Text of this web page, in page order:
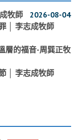
牧師
2026-08-04
│ 李志成牧師
層的福音-周巽正牧
│ 李志成牧師